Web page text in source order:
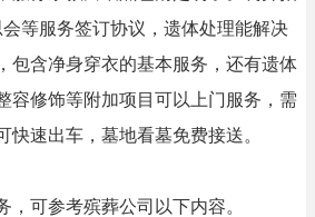
等服务签订协议，遗体处理能解决
包含净身穿衣的基本服务，还有遗体
容修饰等附加项目可以上门服务，需
快速出车，墓地看墓免费接送。
，可参考殡葬公司以下内容。